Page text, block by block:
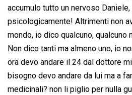
accumulo tutto un nervoso
psicologicamente! Altrimenti non
mondo, io dico qualcuno, qualcuno
Non dico tanti ma almeno uno, io
ora devo andare il 24 dal dottore
bisogno devo andare da lui ma a
medicinali? non li piglio per nulla